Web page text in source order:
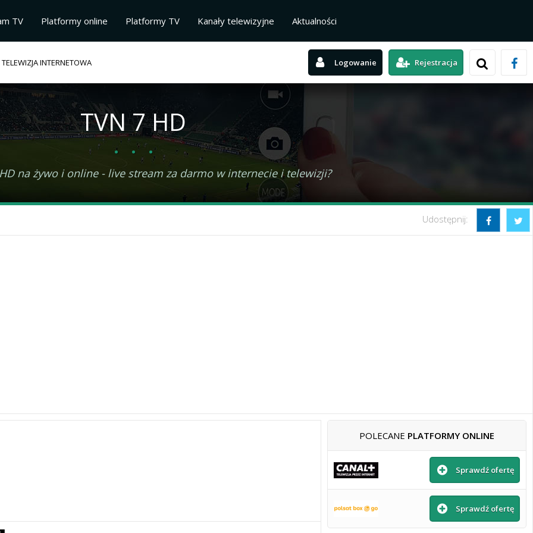
INTERNETOWA
TV Platformy online Platformy TV Kanały telewizyjne Aktualności
Logowanie Rejestracja
Udostępnij:
POLECANE PLATFORMY ONLINE
Sprawdź ofertę
Sprawdź ofertę
TVN7 HD
HD na żywo i online - live stream za darmo w internecie i telewizji?